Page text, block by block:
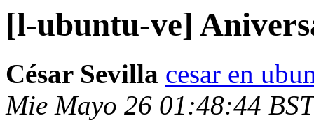
[l-ubuntu-ve]
César Sevilla cesar en
Mie Mayo 26 01:48:44